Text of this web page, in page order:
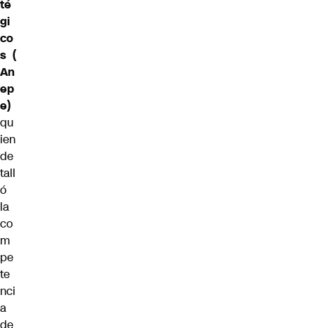
té
gi
co
s (
An
ep
e)
qu
ien
de
tall
ó
la
co
m
pe
te
nci
a
de